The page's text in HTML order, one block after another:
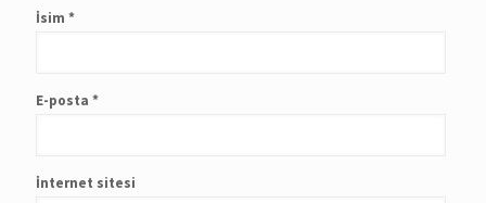
İsim *
E-posta *
İnternet sitesi